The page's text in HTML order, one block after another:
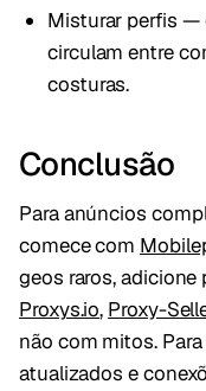
Misturar perfis —
circulam entre
costuras.
Conclusão
Para anúncios
comece com
geos raros,
Proxys.io, Proxy-
não com mitos.
atualizados e